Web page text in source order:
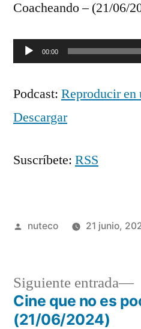
Coacheando – (21/06/
Reproductor
audio
00:00
Podcast: Reproducir en
Descargar
Suscríbete: RSS
Publicada
nuteco 21 junio,
Navegación
Siguiente entrada
Cine que no es
(21/06/2024)